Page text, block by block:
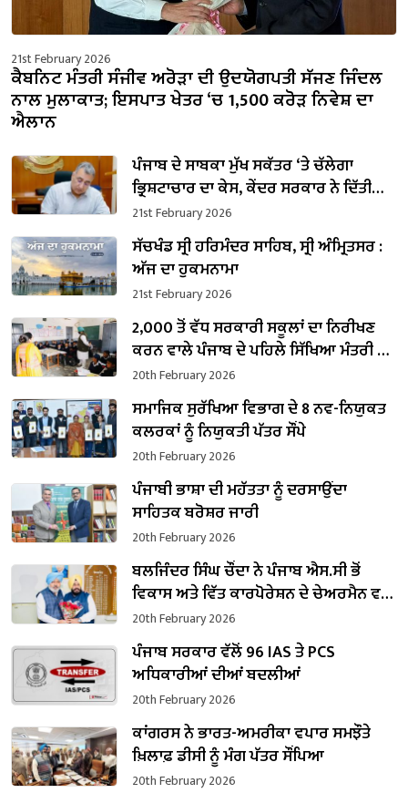
21st February 2026
ਕੈਬਨਿਟ ਮੰਤਰੀ ਸੰਜੀਵ ਅਰੋੜਾ ਦੀ ਉਦਯੋਗਪਤੀ ਸੱਜਣ ਜਿੰਦਲ
ਨਾਲ ਮੁਲਾਕਾਤ; ਇਸਪਾਤ ਖੇਤਰ ‘ਚ ₹1,500 ਕਰੋੜ ਨਿਵੇਸ਼ ਦਾ
ਐਲਾਨ
ਪੰਜਾਬ ਦੇ ਸਾਬਕਾ ਮੁੱਖ ਸਕੱਤਰ ‘ਤੇ ਚੱਲੇਗਾ
ਭ੍ਰਿਸ਼ਟਾਚਾਰ ਦਾ ਕੇਸ, ਕੇਂਦਰ ਸਰਕਾਰ ਨੇ ਦਿੱਤੀ
ਪ੍ਰਵਾਨਗੀ
21st February 2026
ਸੱਚਖੰਡ ਸ੍ਰੀ ਹਰਿਮੰਦਰ ਸਾਹਿਬ, ਸ੍ਰੀ ਅੰਮ੍ਰਿਤਸਰ :
ਅੱਜ ਦਾ ਹੁਕਮਨਾਮਾ
21st February 2026
2,000 ਤੋਂ ਵੱਧ ਸਰਕਾਰੀ ਸਕੂਲਾਂ ਦਾ ਨਿਰੀਖਣ
ਕਰਨ ਵਾਲੇ ਪੰਜਾਬ ਦੇ ਪਹਿਲੇ ਸਿੱਖਿਆ ਮੰਤਰੀ ਬਣੇ
ਹਰਜੋਤ ਸਿੰਘ ਬੈਂਸ
20th February 2026
ਸਮਾਜਿਕ ਸੁਰੱਖਿਆ ਵਿਭਾਗ ਦੇ 8 ਨਵ-ਨਿਯੁਕਤ
ਕਲਰਕਾਂ ਨੂੰ ਨਿਯੁਕਤੀ ਪੱਤਰ ਸੌਂਪੇ
20th February 2026
ਪੰਜਾਬੀ ਭਾਸ਼ਾ ਦੀ ਮਹੱਤਤਾ ਨੂੰ ਦਰਸਾਉਂਦਾ
ਸਾਹਿਤਕ ਬਰੋਸ਼ਰ ਜਾਰੀ
20th February 2026
ਬਲਜਿੰਦਰ ਸਿੰਘ ਚੌਂਦਾ ਨੇ ਪੰਜਾਬ ਐਸ.ਸੀ ਭੋਂ
ਵਿਕਾਸ ਅਤੇ ਵਿੱਤ ਕਾਰਪੋਰੇਸ਼ਨ ਦੇ ਚੇਅਰਮੈਨ ਵਜੋਂ
ਸੰਭਾਲਿਆ ਕਾਰਜਭਾਰ
20th February 2026
ਪੰਜਾਬ ਸਰਕਾਰ ਵੱਲੋਂ 96 IAS ਤੇ PCS
ਅਧਿਕਾਰੀਆਂ ਦੀਆਂ ਬਦਲੀਆਂ
20th February 2026
ਕਾਂਗਰਸ ਨੇ ਭਾਰਤ-ਅਮਰੀਕਾ ਵਪਾਰ ਸਮਝੌਤੇ
ਖ਼ਿਲਾਫ਼ ਡੀਸੀ ਨੂੰ ਮੰਗ ਪੱਤਰ ਸੌਂਪਿਆ
20th February 2026